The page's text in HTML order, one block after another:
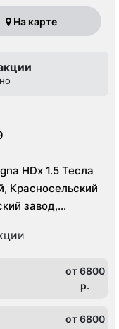
На карте
HDx 1.5 Тесла
Красносельский
завод,
от 6800
p.
от 6800